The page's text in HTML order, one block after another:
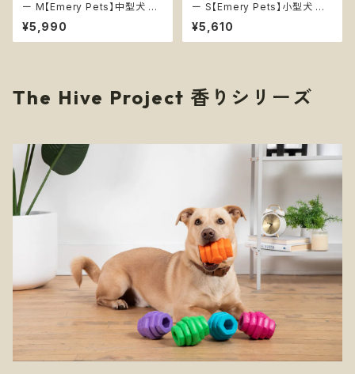
ー M【Emery Pets】中型犬 大
型犬 星 雲 早食い防止 フードボ
ウル 犬 エンリッチメント 知育
¥5,990
ー S【Emery Pets】小型犬 星
雲 早食い防止 フードボウル 犬
エンリッチメント 知育 シリコン
¥5,610
The Hive Project 香りシリーズ